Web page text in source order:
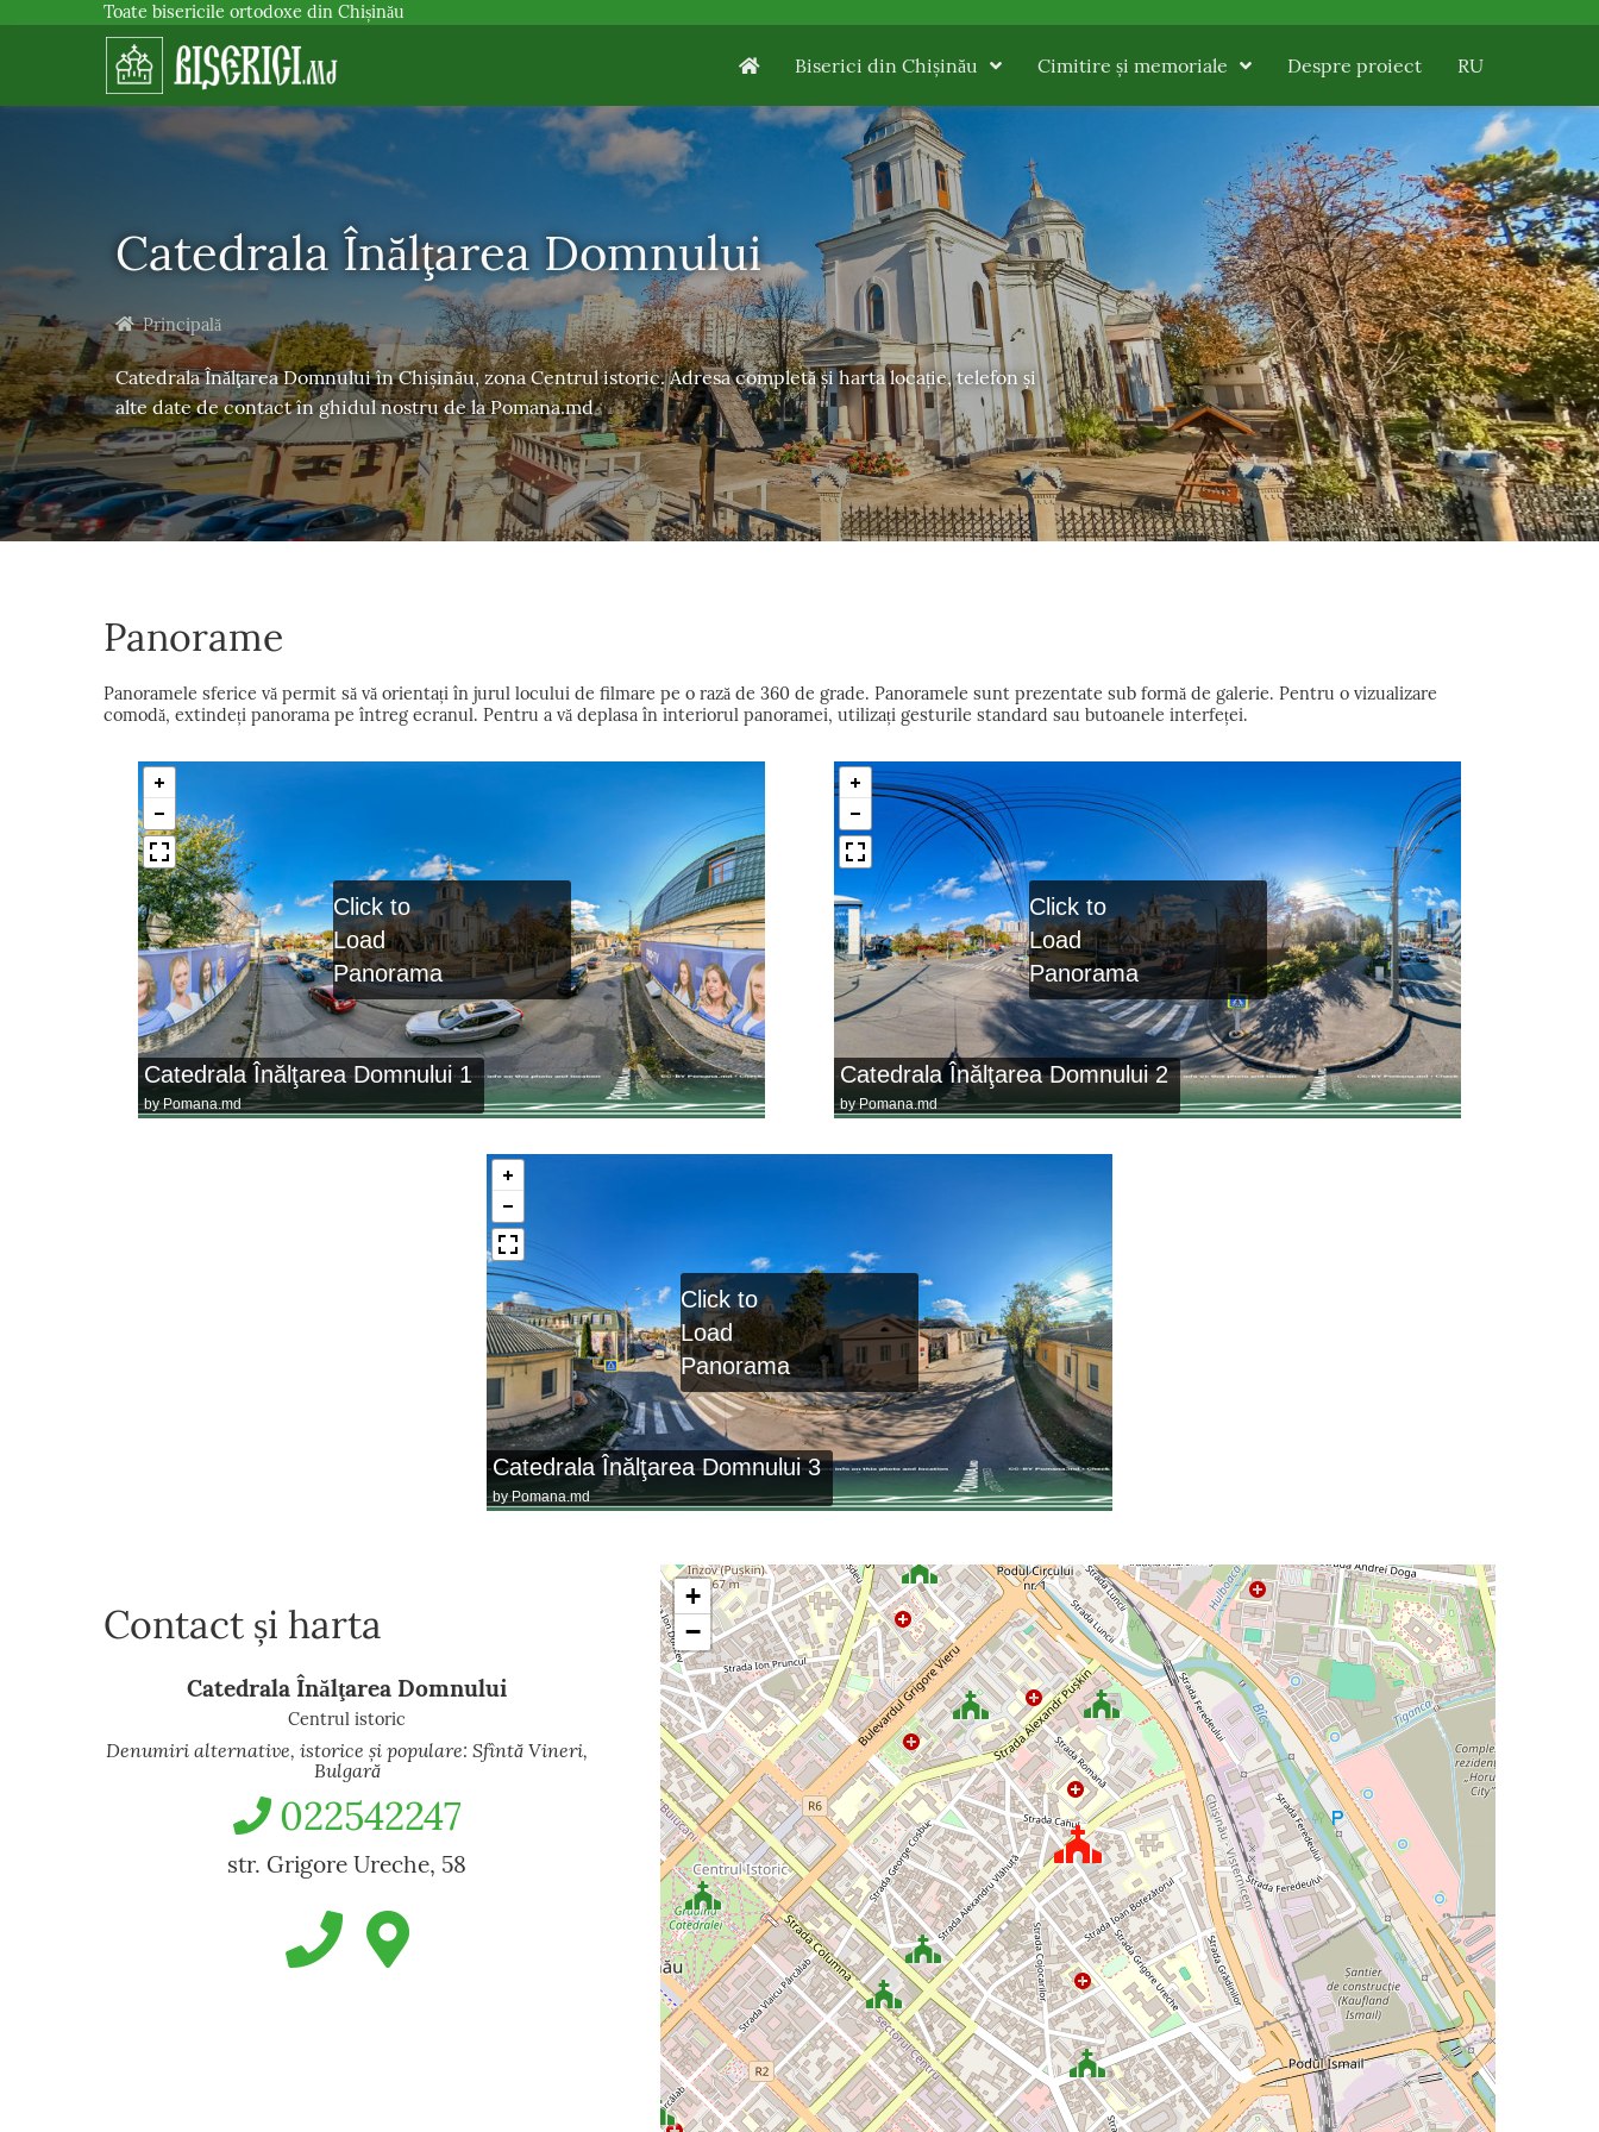
Toate bisericile ortodoxe din Chișinău
Biserici din Chișinău Cimitire și memoriale Despre proiect RU
Catedrala Înălţarea Domnului
Principală
Catedrala Înălţarea Domnului în Chișinău, zona Centrul istoric. Adresa completă și harta locație, telefon și
alte date de contact în ghidul nostru de la Pomana.md
Panorame
Panoramele sferice vă permit să vă orientați în jurul locului de filmare pe o rază de 360 de grade. Panoramele sunt prezentate sub formă de galerie. Pentru o vizualizare
comodă, extindeți panorama pe întreg ecranul. Pentru a vă deplasa în interiorul panoramei, utilizați gesturile standard sau butoanele interfeței.
Catedrala Înălţarea Domnului 1
byPomana.md
Click to
Load
Panorama
Catedrala Înălţarea Domnului 2
byPomana.md
Click to
Load
Panorama
Catedrala Înălţarea Domnului 3
byPomana.md
Click to
Load
Panorama
Contact și harta
Catedrala Înălţarea Domnului
Centrul istoric
Denumiri alternative, istorice și populare: Sfîntă Vineri,
Bulgară
022542247
str. Grigore Ureche, 58
+
−